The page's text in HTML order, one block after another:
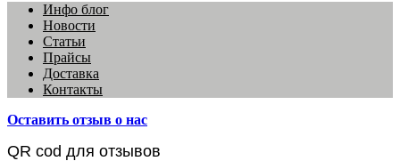
Инфо блог
Новости
Статьи
Прайсы
Доставка
Контакты
Оставить отзыв о нас
QR cod для отзывов